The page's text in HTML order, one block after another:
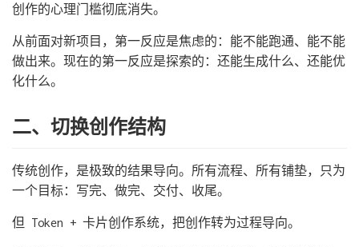
创作的心理门槛彻底消失。
从前面对新项目，第一反应是焦虑的：能不能跑通、能不能
做出来。现在的第一反应是探索的：还能生成什么、还能优
化什么。
二、切换创作结构
传统创作，是极致的结果导向。所有流程、所有铺垫，只为
一个目标：写完、做完、交付、收尾。
但 Token + 卡片创作系统，把创作转为过程导向。